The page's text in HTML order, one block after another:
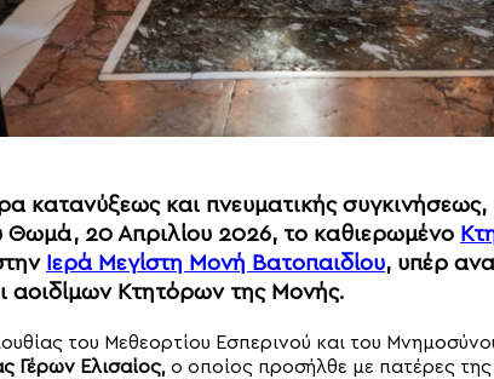
κατανύξεως και πνευματικής
Θωμά, 20 Απριλίου 2026, το καθιερωμένο
Ιερά Μεγίστη Μονή Βατοπαιδίου, υπέρ
αοιδίμων Κτητόρων της Μονής.
του Μεθεορτίου Εσπερινού και του
Γέρων Ελισαίος, ο οποίος προσήλθε με πατέρες